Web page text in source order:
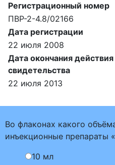
Регистрационный номер
ПВР-2-4.8/02166
Дата регистрации
22 июля 2008
Дата окончания
свидетельства
22 июля 2013
Во флаконах какого
инъекционные препараты
10 мл